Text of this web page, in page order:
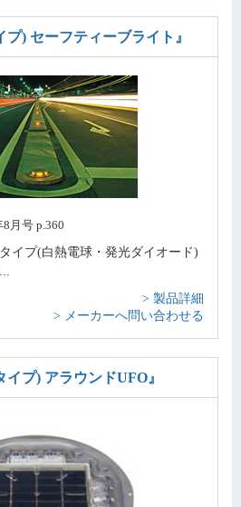
プ) セーフティーブライト』
月号 p.360
イプ(白熱電球・発光ダイオード)
> 製品詳細
> メーカーへ問い合わせる
イプ) アラウンドUFO』